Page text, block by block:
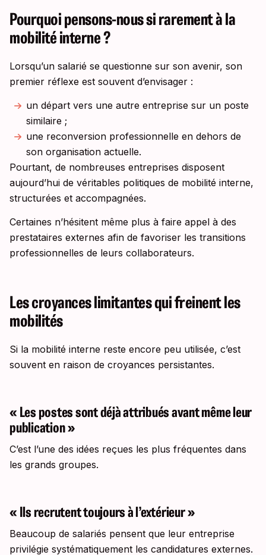
Pourquoi pensons-nous si rarement à la
mobilité interne ?
Lorsqu’un salarié se questionne sur son avenir, son
premier réflexe est souvent d’envisager :
un départ vers une autre entreprise sur un poste
similaire ;
une reconversion professionnelle en dehors de
son organisation actuelle.
Pourtant, de nombreuses entreprises disposent
aujourd’hui de véritables politiques de mobilité interne,
structurées et accompagnées.
Certaines n’hésitent même plus à faire appel à des
prestataires externes afin de favoriser les transitions
professionnelles de leurs collaborateurs.
Les croyances limitantes qui freinent les
mobilités
Si la mobilité interne reste encore peu utilisée, c’est
souvent en raison de croyances persistantes.
« Les postes sont déjà attribués avant même leur
publication »
C’est l’une des idées reçues les plus fréquentes dans
les grands groupes.
« Ils recrutent toujours à l’extérieur »
Beaucoup de salariés pensent que leur entreprise
privilégie systématiquement les candidatures externes.